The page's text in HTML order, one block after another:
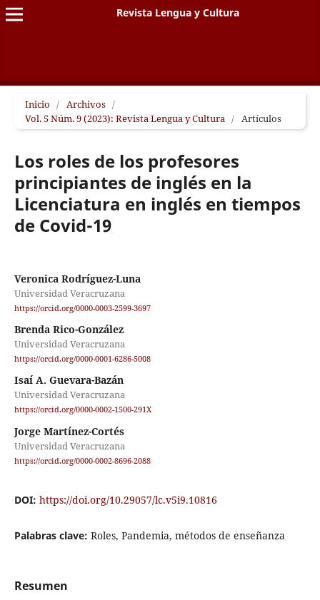
Revista Lengua y Cultura
Inicio / Archivos /
Vol. 5 Núm. 9 (2023): Revista Lengua y Cultura / Artículos
Los roles de los profesores
principiantes de inglés en la
Licenciatura en inglés en tiempos
de Covid-19
Veronica Rodríguez-Luna
Universidad Veracruzana
https://orcid.org/0000-0003-2599-3697
Brenda Rico-González
Universidad Veracruzana
https://orcid.org/0000-0001-6286-5008
Isaí A. Guevara-Bazán
Universidad Veracruzana
https://orcid.org/0000-0002-1500-291X
Jorge Martínez-Cortés
Universidad Veracruzana
https://orcid.org/0000-0002-8696-2088
DOI: https://doi.org/10.29057/lc.v5i9.10816
Palabras clave: Roles, Pandemia, métodos de enseñanza
Resumen